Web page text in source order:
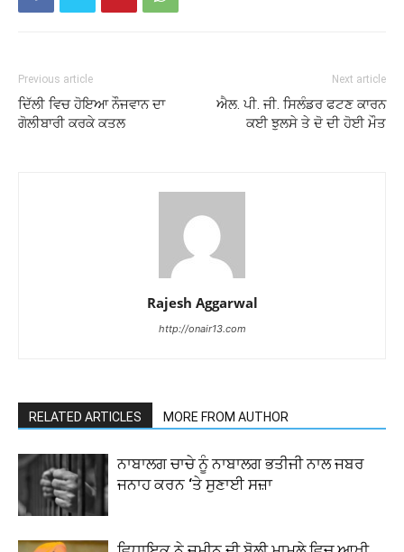
Previous article
ਦਿੱਲੀ ਵਿਚ ਹੋਇਆ ਨੌਜਵਾਨ ਦਾ
ਗੋਲੀਬਾਰੀ ਕਰਕੇ ਕਤਲ
Next article
ਐਲ. ਪੀ. ਜੀ. ਸਿਲੰਡਰ ਫਟਣ ਕਾਰਨ
ਕਈ ਝੁਲਸੇ ਤੇ ਦੋ ਦੀ ਹੋਈ ਮੌਤ
Rajesh Aggarwal
http://onair13.com
RELATED ARTICLES MORE FROM AUTHOR
ਨਾਬਾਲਗ ਚਾਚੇ ਨੂੰ ਨਾਬਾਲਗ ਭਤੀਜੀ ਨਾਲ ਜਬਰ
ਜਨਾਹ ਕਰਨ ‘ਤੇ ਸੁਣਾਈ ਸਜ਼ਾ